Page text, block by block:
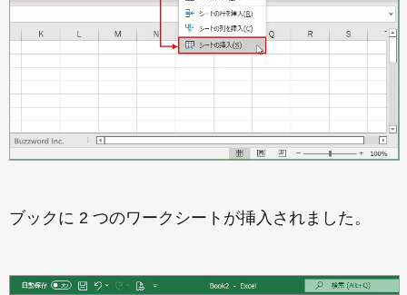
ブックに 2 つのワークシートが挿入されました。